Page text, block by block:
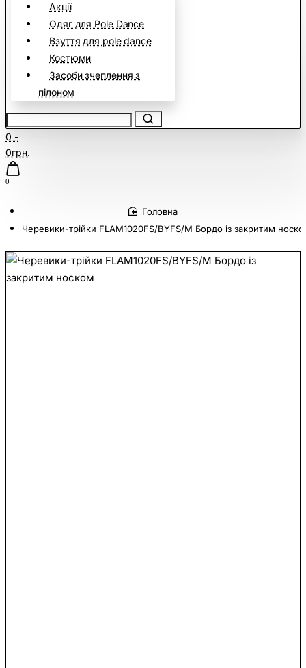
Акції
Одяг для Pole Dance
Взуття для pole dance
Костюми
Засоби зчеплення з
пілоном
0 -
0грн.
0
Черевики-трійки FLAM1020FS/BYFS/M Бордо із закритим